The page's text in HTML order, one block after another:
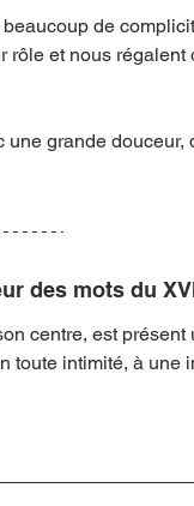
de
rôle et nous
grande douceur,
des mots du
centre, est
toute intimité, à une